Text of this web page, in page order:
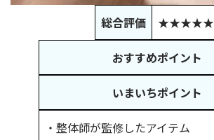
総合評価 ★★★★★
おすすめポイント
いまいちポイント
・整体師が監修したアイテム